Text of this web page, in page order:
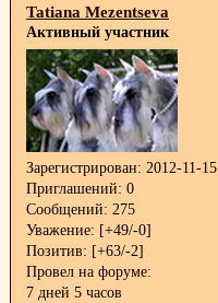
Tatiana Mezentseva
Активный участник
Зарегистрирован: 2012-11-15
Приглашений: 0
Сообщений: 275
Уважение: [+49/-0]
Позитив: [+63/-2]
Провел на форуме:
7 дней 5 часов